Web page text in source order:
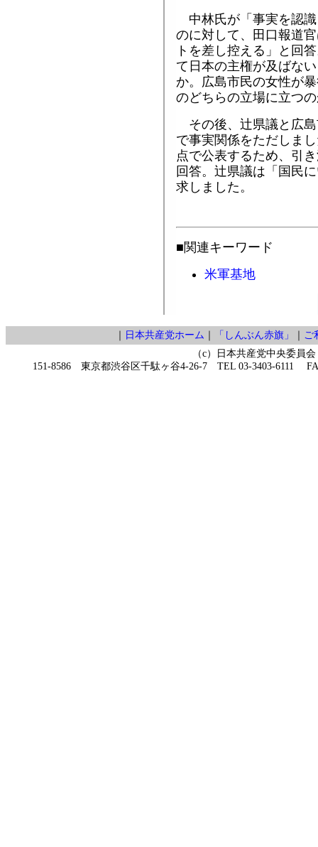
中林氏が「事実を認
のに対して、田口報道
トを差し控える」と回
て日本の主権が及ばな
か。広島市民の女性が
のどちらの立場に立つ
その後、辻県議と広
で事実関係をただしま
点で公表するため、引
回答。辻県議は「国民
求しました。
■関連キーワード
米軍基地
日本共産党ホーム 「しんぶん赤旗」
ご
（c）日本共産党中央委員会
151-8586 東京都渋谷区千駄ヶ谷4-26-7 TEL 03-3403-6111